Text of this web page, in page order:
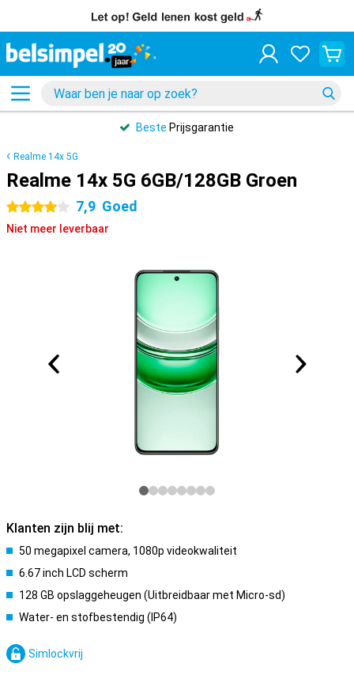
Beste Prijsgarantie
Realme 14x 5G
Realme 14x 5G 6GB/128GB Groen
4 sterren 7,9 Goed
Niet meer leverbaar
Klanten zijn blij met:
50 megapixel camera, 1080p videokwaliteit
6.67 inch LCD scherm
128 GB opslaggeheugen (Uitbreidbaar met Micro-sd)
Water- en stofbestendig (IP64)
Simlockvrij